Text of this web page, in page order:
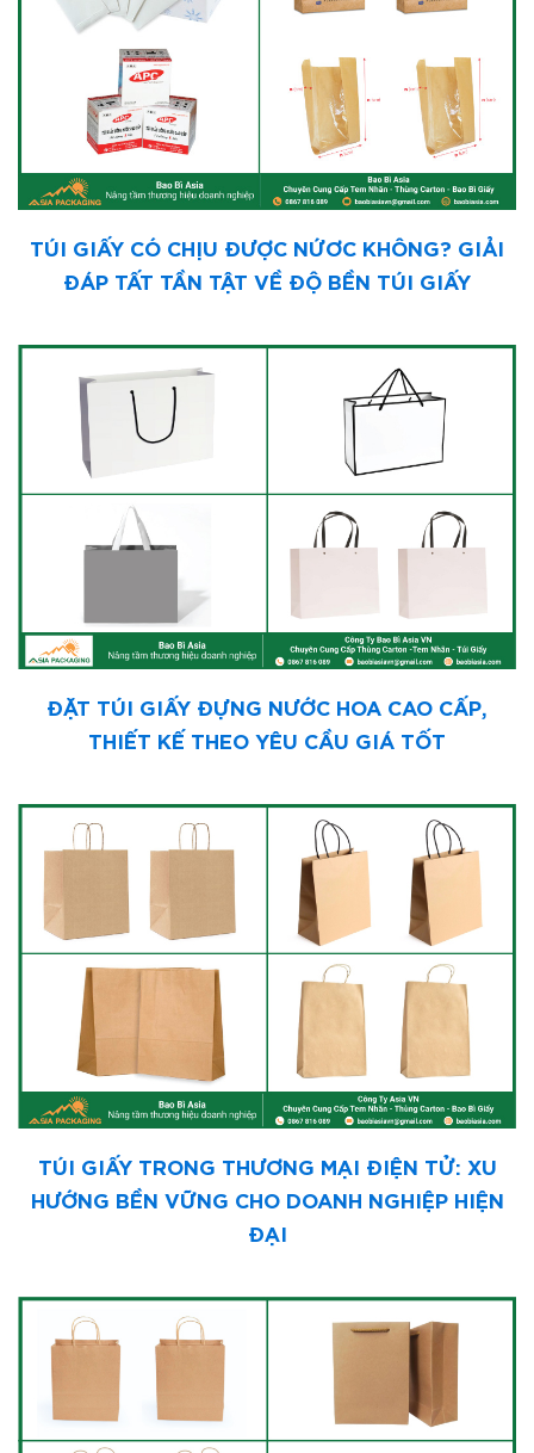
TÚI GIẤY CÓ CHỊU ĐƯỢC NỨƠC KHÔNG? GIẢI
ĐÁP TẤT TẦN TẬT VỀ ĐỘ BỀN TÚI GIẤY
ĐẶT TÚI GIẤY ĐỰNG NƯỚC HOA CAO CẤP,
THIẾT KẾ THEO YÊU CẦU GIÁ TỐT
TÚI GIẤY TRONG THƯƠNG MẠI ĐIỆN TỬ: XU
HƯỚNG BỀN VỮNG CHO DOANH NGHIỆP HIỆN
ĐẠI